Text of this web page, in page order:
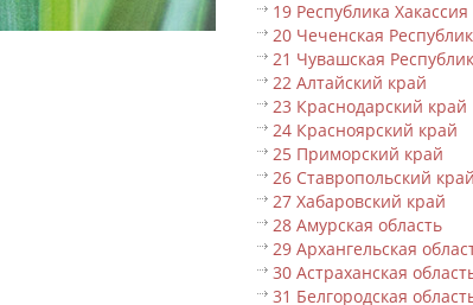
19 Республика Хакассия
20 Чеченская
21 Чувашская
22 Алтайский край
23 Краснодарский край
24 Красноярский край
25 Приморский край
26 Ставропольский край
27 Хабаровский край
28 Амурская область
29 Архангельская
30 Астраханская
31 Белгородская